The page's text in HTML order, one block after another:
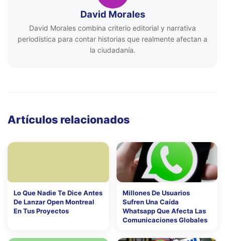
David Morales
David Morales combina criterio editorial y narrativa
periodística para contar historias que realmente afectan a
la ciudadanía.
Artículos relacionados
Lo Que Nadie Te Dice Antes
De Lanzar Open Montreal
En Tus Proyectos
Millones De Usuarios
Sufren Una Caída
Whatsapp Que Afecta Las
Comunicaciones Globales